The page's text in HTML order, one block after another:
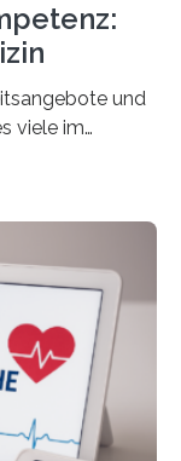
und
viele im
Inhalten?
Dresden
Patientinnen
bietet sie
um deren
MiHUBx ist